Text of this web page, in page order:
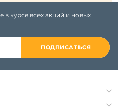
в курсе всех акций и новых
ПОДПИСАТЬСЯ